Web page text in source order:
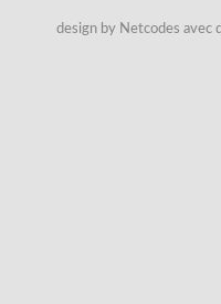
design by Netcodes avec